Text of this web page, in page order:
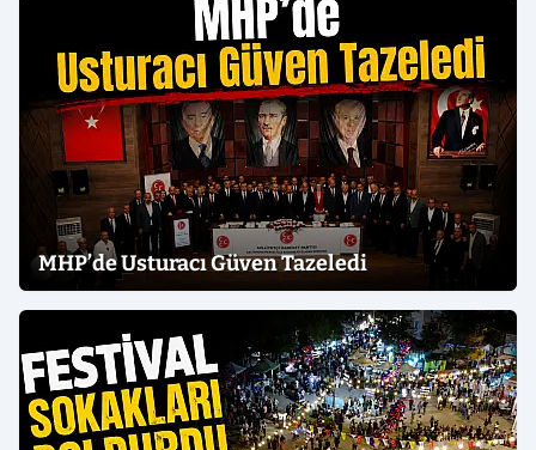
MHP’de Usturacı Güven Tazeledi